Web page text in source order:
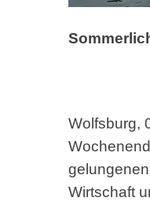
Wolfsburg,
Wirtschaft